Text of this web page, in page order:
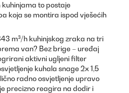
kuhinjama to postaje
koja se montira ispod vješećih
m³/h kuhinjskog zraka na tri
van? Bez brige – uređaj
aktivni ugljeni filter
kuhala snage 2x 1,5
radno osvjetljenje upravo
precizno reagira na dodir i